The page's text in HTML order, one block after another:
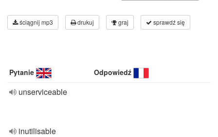
ściągnij mp3 drukuj graj sprawdź się
Pytanie Odpowiedź
unserviceable
inutilisable